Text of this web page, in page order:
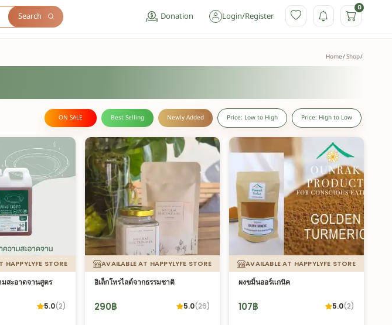
Search Donation Login/Register
0
Home Shop
ON SALE Best Selling Newly Added Price: Low to High Price: High to Low
HAPPYLYFE STORE
สะอาดจานสูตร
5.0(2)
AVAILABLE AT HAPPYLYFE STORE
อิเล็กโทรไลต์จากธรรมชาติ
290฿ 5.0(26)
AVAILABLE AT HAPPYLYFE STORE
ผงขมิ้นออร์แกนิค
107฿ 5.0(2)